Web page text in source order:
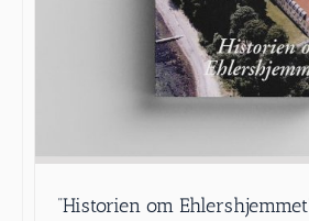
”Historien om